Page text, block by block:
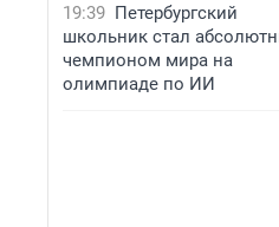
19:39 Петербургский
школьник стал
чемпионом мира на
олимпиаде по ИИ